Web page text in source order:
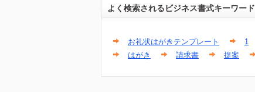
よく検索されるビジネス書式キーワード
お礼状はがきテンプレート 1
はがき
請求書 提案